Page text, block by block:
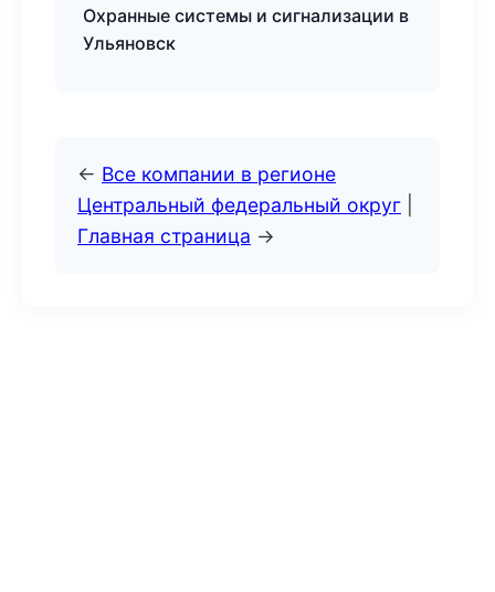
Охранные системы и сигнализации в
Ульяновск
← Все компании в регионе
Центральный федеральный округ
Главная страница →